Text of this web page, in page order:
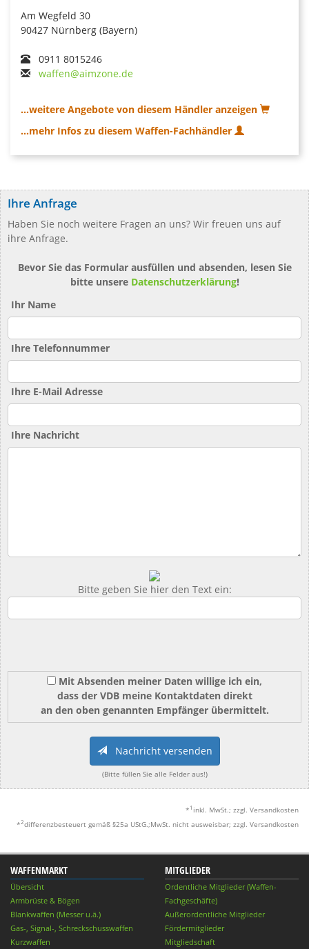
Am Wegfeld 30
90427 Nürnberg (Bayern)
0911 8015246
waffen@aimzone.de
...weitere Angebote von diesem Händler anzeigen
...mehr Infos zu diesem Waffen-Fachhändler
Ihre Anfrage
Haben Sie noch weitere Fragen an uns? Wir freuen uns auf
ihre Anfrage.
Bevor Sie das Formular ausfüllen und absenden, lesen Sie
bitte unsere Datenschutzerklärung!
Ihr Name
Ihre Telefonnummer
Ihre E-Mail Adresse
Ihre Nachricht
Bitte geben Sie hier den Text ein:
Mit Absenden meiner Daten willige ich ein,
dass der VDB meine Kontaktdaten direkt
an den oben genannten Empfänger übermittelt.
Nachricht versenden
(Bitte füllen Sie alle Felder aus!)
* 1 inkl. MwSt.; zzgl. Versandkosten
*2differenzbesteuert gemäß §25a UStG.;MwSt. nicht ausweisbar; zzgl. Versandkosten
WAFFENMARKT
Übersicht
Armbrüste & Bögen
Blankwaffen (Messer u.ä.)
Gas-, Signal-, Schreckschusswaffen
Kurzwaffen
MITGLIEDER
Ordentliche Mitglieder (Waffen-
Fachgeschäfte)
Außerordentliche Mitglieder
Fördermitglieder
Mitgliedschaft